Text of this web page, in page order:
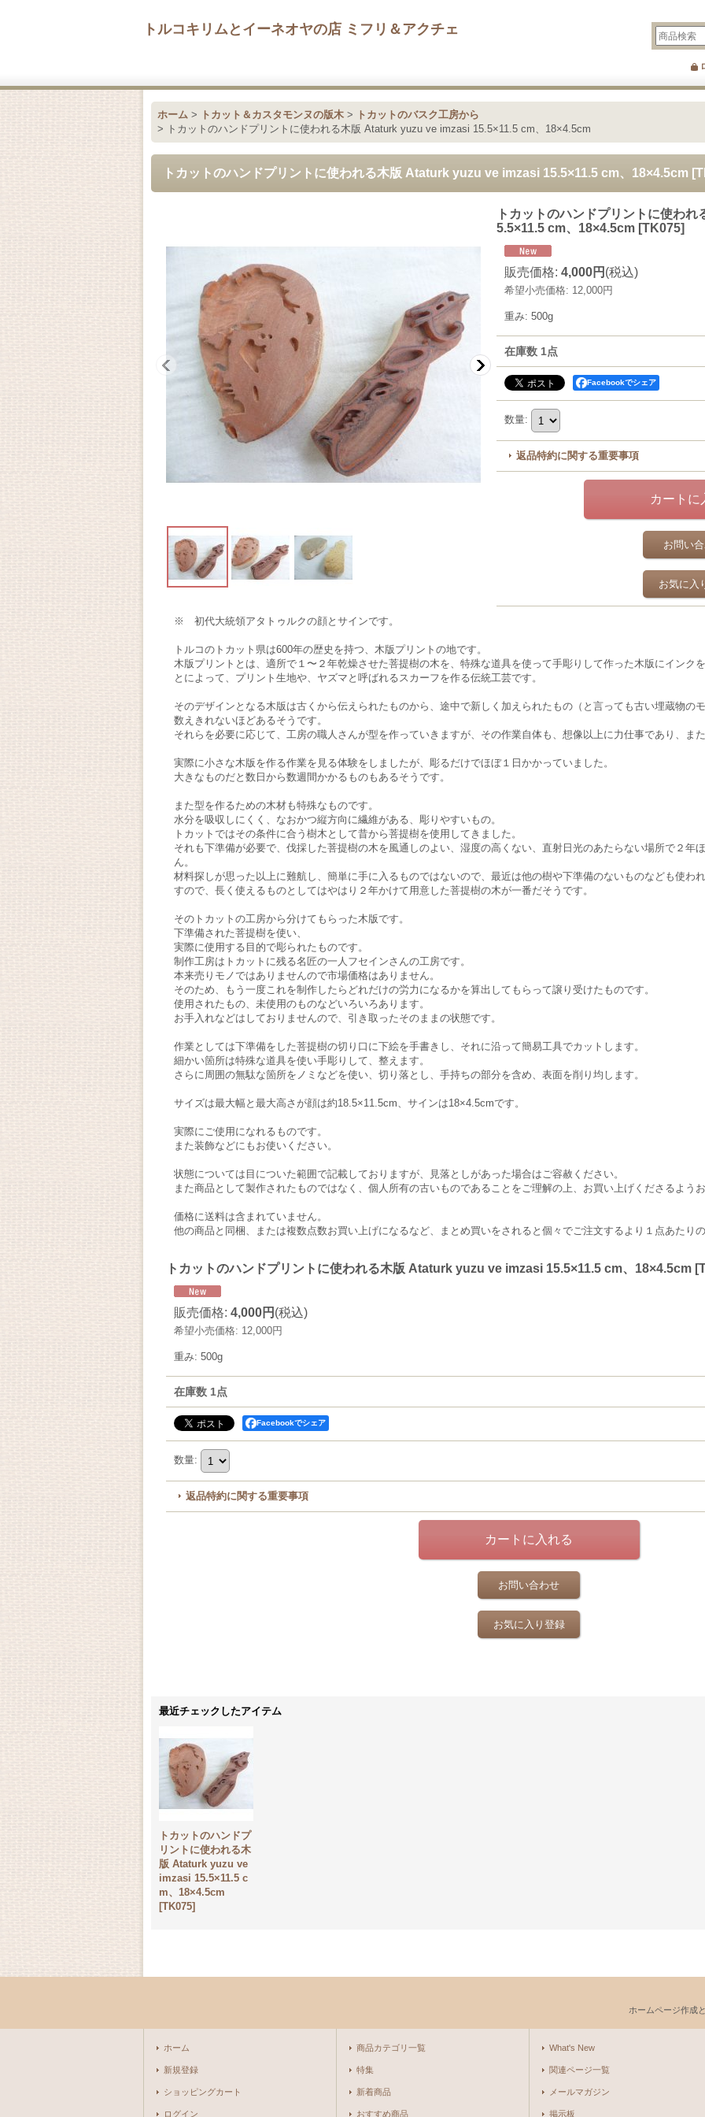
トルコキリムとイーネオヤの店 ミフリ＆アクチェ
ホーム > トカット＆カスタモンヌの版木 >
トカットのバスク工房から
>
トカットのハンドプリントに使われる木版 Ataturk yuzu ve imzasi 15.5×11.5 cm、18×4.5cm
トカットのハンドプリントに使われる木版 Ataturk yuzu ve imzasi 15.5×11.5 cm、18×4.5cm [
トカットのハンドプリントに使わ
5.5×11.5 cm、18×4.5cm [TK075]
販売価格: 4,000円 (税込)
希望小売価格: 12,000円
重み: 500g
在庫数 1点
Facebookでシェア
数量:
返品特約に関する重要事項
お問い
お気に入
※ 初代大統領アタトゥルクの顔とサインです。
トルコのトカット県は600年の歴史を持つ、木版プリントの地です。
木版プリントとは、適所で１〜２年乾燥させた菩提樹の木を、特殊な道具を使って手彫りして作った木版にインク
とによって、プリント生地や、ヤズマと呼ばれるスカーフを作る伝統工芸です。
そのデザインとなる木版は古くから伝えられたものから、途中で新しく加えられたもの（と言っても古い埋蔵物の
数えきれないほどあるそうです。
それらを必要に応じて、工房の職人さんが型を作っていきますが、その作業自体も、想像以上に力仕事であり、ま
実際に小さな木版を作る作業を見る体験をしましたが、彫るだけでほぼ１日かかっていました。
大きなものだと数日から数週間かかるものもあるそうです。
また型を作るための木材も特殊なものです。
水分を吸収しにくく、なおかつ縦方向に繊維がある、彫りやすいもの。
トカットではその条件に合う樹木として昔から菩提樹を使用してきました。
それも下準備が必要で、伐採した菩提樹の木を風通しのよい、湿度の高くない、直射日光のあたらない場所で２年
ん。
材料探しが思った以上に難航し、簡単に手に入るものではないので、最近は他の樹や下準備のないものなども使わ
すので、長く使えるものとしてはやはり２年かけて用意した菩提樹の木が一番だそうです。
そのトカットの工房から分けてもらった木版です。
下準備された菩提樹を使い、
実際に使用する目的で彫られたものです。
制作工房はトカットに残る名匠の一人フセインさんの工房です。
本来売りモノではありませんので市場価格はありません。
そのため、もう一度これを制作したらどれだけの労力になるかを算出してもらって譲り受けたものです。
使用されたもの、未使用のものなどいろいろあります。
お手入れなどはしておりませんので、引き取ったそのままの状態です。
作業としては下準備をした菩提樹の切り口に下絵を手書きし、それに沿って簡易工具でカットします。
細かい箇所は特殊な道具を使い手彫りして、整えます。
さらに周囲の無駄な箇所をノミなどを使い、切り落とし、手持ちの部分を含め、表面を削り均します。
サイズは最大幅と最大高さが顔は約18.5×11.5cm、サインは18×4.5cmです。
実際にご使用になれるものです。
また装飾などにもお使いください。
状態については目についた範囲で記載しておりますが、見落としがあった場合はご容赦ください。
また商品として製作されたものではなく、個人所有の古いものであることをご理解の上、お買い上げくださるよう
価格に送料は含まれていません。
他の商品と同梱、または複数点数お買い上げになるなど、まとめ買いをされると個々でご注文するより１点あたり
トカットのハンドプリントに使われる木版 Ataturk yuzu ve imzasi 15.5×11.5 cm、18×4.5cm [
販売価格: 4,000円 (税込)
希望小売価格: 12,000円
重み: 500g
在庫数 1点
Facebookでシェア
数量:
返品特約に関する重要事項
お問い合わせ
お気に入り登録
最近チェックしたアイテム
トカットのハンドプ
リントに使われる木
版 Ataturk yuzu ve
imzasi 15.5×11.5 c
m、18×4.5cm
[TK075]
ホームページ作成
ホーム
新規登録
ショッピングカート
ログイン
商品カテゴリ一覧
特集
新着商品
おすすめ商品
What's New
関連ページ一覧
メールマガジン
掲示板